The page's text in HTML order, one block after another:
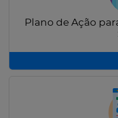
Plano de Ação